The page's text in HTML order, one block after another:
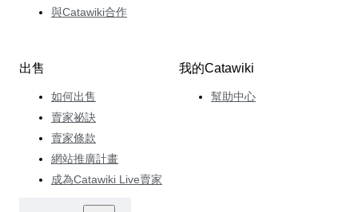
與Catawiki合作
出售
如何出售
賣家祕訣
賣家條款
網站推廣計畫
成為Catawiki Live賣家
我的Catawiki
幫助中心